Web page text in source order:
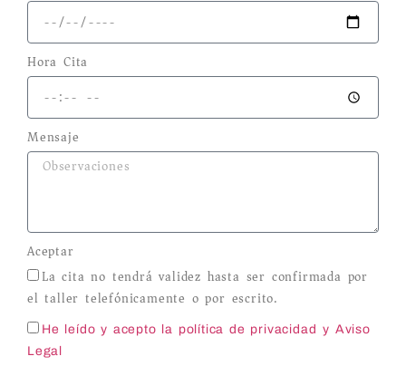
Hora Cita
Mensaje
Aceptar
La cita no tendrá validez hasta ser confirmada por
el taller telefónicamente o por escrito.
He leído y acepto la política de privacidad
y Aviso
Legal